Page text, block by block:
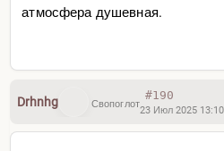
атмосфера душевная.
Drhnhg Свопоглот
#190
23 Июл 2025 13:10